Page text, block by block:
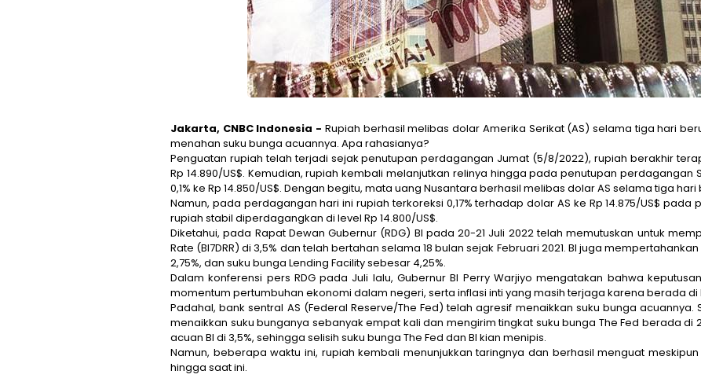
Jakarta, CNBC Indonesia - Rupiah berhasil melibas dolar Amerika Serikat (AS) selama tiga hari
menahan suku bunga acuannya. Apa rahasianya?
Penguatan rupiah telah terjadi sejak penutupan perdagangan Jumat (5/8/2022), rupiah berakhir
Rp 14.890/US$. Kemudian, rupiah kembali melanjutkan relinya hingga pada penutupan
0,1% ke Rp 14.850/US$. Dengan begitu, mata uang Nusantara berhasil melibas dolar AS selama tiga hari
Namun, pada perdagangan hari ini rupiah terkoreksi 0,17% terhadap dolar AS ke Rp 14.875/US$ pada
rupiah stabil diperdagangkan di level Rp 14.800/US$.
Diketahui, pada Rapat Dewan Gubernur (RDG) BI pada 20-21 Juli 2022 telah memutuskan untuk
Rate (BI7DRR) di 3,5% dan telah bertahan selama 18 bulan sejak Februari 2021. BI juga
2,75%, dan suku bunga Lending Facility sebesar 4,25%.
Dalam konferensi pers RDG pada Juli lalu, Gubernur BI Perry Warjiyo mengatakan bahwa
momentum pertumbuhan ekonomi dalam negeri, serta inflasi inti yang masih terjaga karena berada di
Padahal, bank sentral AS (Federal Reserve/The Fed) telah agresif menaikkan suku bunga acuannya.
menaikkan suku bunganya sebanyak empat kali dan mengirim tingkat suku bunga The Fed berada di
acuan BI di 3,5%, sehingga selisih suku bunga The Fed dan BI kian menipis.
Namun, beberapa waktu ini, rupiah kembali menunjukkan taringnya dan berhasil menguat
hingga saat ini.